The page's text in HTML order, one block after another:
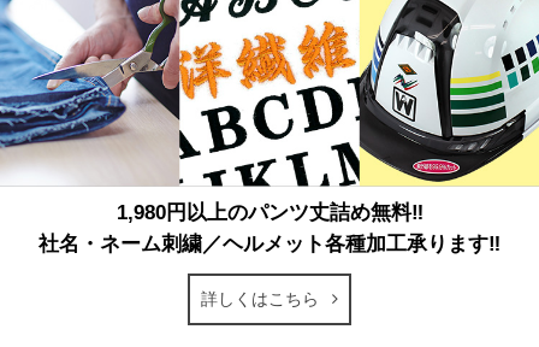
1,980円以上のパンツ丈詰め無料‼
社名・ネーム刺繍／ヘルメット各種加工承ります‼
詳しくはこちら